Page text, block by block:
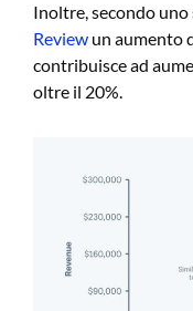
Inoltre, secondo uno
Review un aumento
contribuisce ad
oltre il 20%.